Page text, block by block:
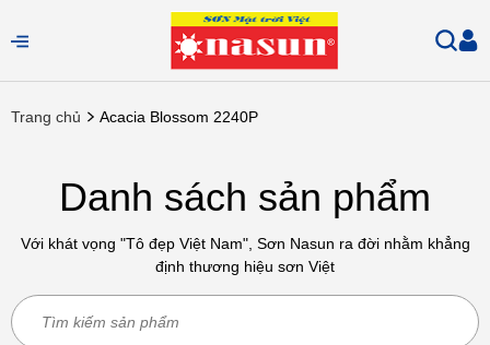
Trang chủ Acacia Blossom 2240P
Danh sách sản phẩm
Với khát vọng "Tô đẹp Việt Nam", Sơn Nasun ra đời nhằm khẳng
định thương hiệu sơn Việt